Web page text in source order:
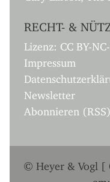
RECHT- &
Lizenz: CC BY-
Impressum
Newsletter
Abonnieren (RSS)
© Heyer & Vogl [